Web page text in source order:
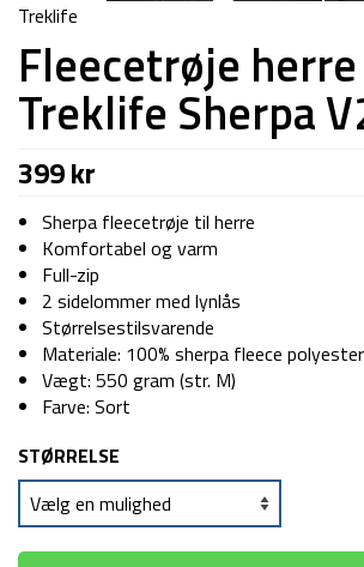
Treklife
Fleecetrøje
Treklife Sherpa
399kr
Sherpa fleecetrøje til herre
Komfortabel og varm
Full-zip
2 sidelommer med lynlås
Størrelsestilsvarende
Materiale: 100% sherpa fleece polyester
Vægt: 550 gram (str. M)
Farve: Sort
STØRRELSE